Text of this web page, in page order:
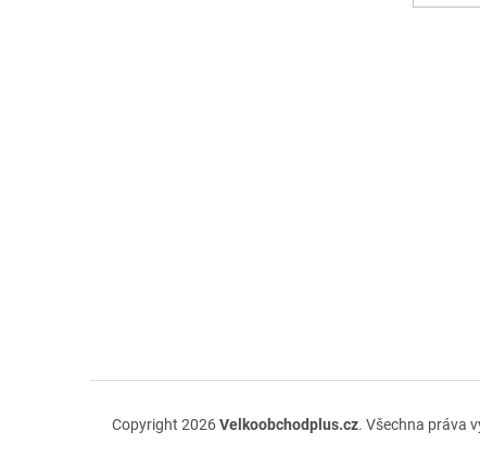
Copyright 2026Velkoobchodplus.cz. Všechna práva